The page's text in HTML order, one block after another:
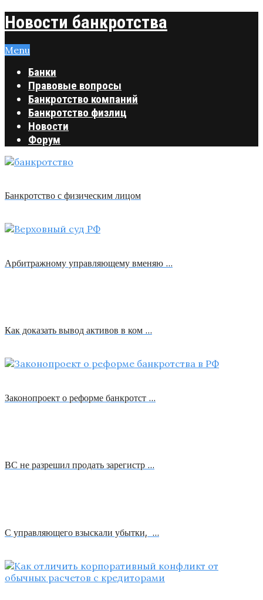
Новости банкротства
Menu
Банки
Правовые вопросы
Банкротство компаний
Банкротство физлиц
Новости
Форум
Банкротство с физическим лицом
Арбитражному управляющему вменяю …
Как доказать вывод активов в ком …
Законопроект о реформе банкротст …
ВС не разрешил продать зарегистр …
С управляющего взыскали убытки, …